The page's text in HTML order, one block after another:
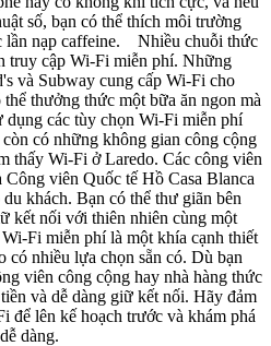
số, bạn có thể thích môi trường
lần nạp caffeine. Nhiều chuỗi thức
truy cập Wi-Fi miễn phí. Những
và Subway cung cấp Wi-Fi cho
thưởng thức một bữa ăn ngon mà
dụng các tùy chọn Wi-Fi miễn phí
có những không gian công cộng
thấy Wi-Fi ở Laredo. Các công viên
viên Quốc tế Hồ Casa Blanca
khách. Bạn có thể thư giãn bên
kết nối với thiên nhiên cùng một
Fi miễn phí là một khía cạnh thiết
có nhiều lựa chọn sẵn có. Dù bạn
viên công cộng hay nhà hàng thức
và dễ dàng giữ kết nối. Hãy đảm
để lên kế hoạch trước và khám phá
dàng.